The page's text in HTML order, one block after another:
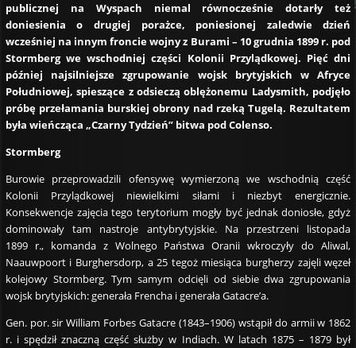
publicznej na Wyspach niemal równocześnie dotarły też
doniesienia o drugiej porażce, poniesionej zaledwie dzień
wcześniej na innym froncie wojny z Burami – 10 grudnia 1899 r. pod
Stormberg we wschodniej części Kolonii Przylądkowej. Pięć dni
później najsilniejsze zgrupowanie wojsk brytyjskich w Afryce
Południowej, spieszące z odsieczą oblężonemu Ladysmith, podjęło
próbę przełamania burskiej obrony nad rzeką Tugelą. Rezultatem
była wieńcząca „Czarny Tydzień” bitwa pod Colenso.
Stormberg
Burowie przeprowadzili ofensywę wymierzoną we wschodnią część
Kolonii Przylądkowej niewielkimi siłami i niezbyt energicznie.
Konsekwencje zajęcia tego terytorium mogły być jednak doniosłe, gdyż
dominowały tam nastroje antybrytyjskie. Na przestrzeni listopada
1899 r., komanda z Wolnego Państwa Oranii wkroczyły do Aliwal,
Naauwpoort i Burghersdorp, a 25 tegoż miesiąca burgherzy zajęli węzeł
kolejowy Stormberg. Tym samym odcięli od siebie dwa zgrupowania
wojsk brytyjskich: generała Frencha i generała Gatacre’a.
Gen. por. sir William Forbes Gatacre (1843–1906) wstąpił do armii w 1862
r. i spędził znaczną część służby w Indiach. W latach 1875 – 1879 był